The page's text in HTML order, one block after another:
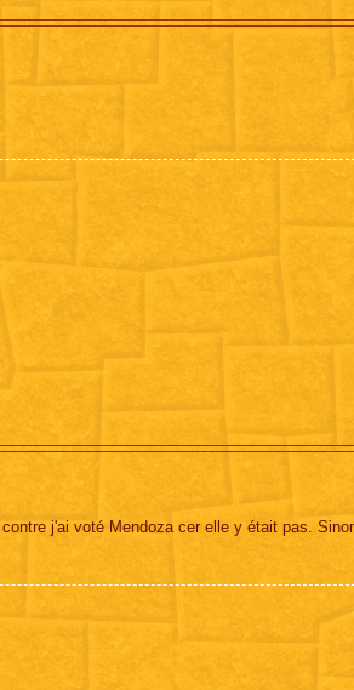
j'ai voté Mendoza cer elle y était pas.